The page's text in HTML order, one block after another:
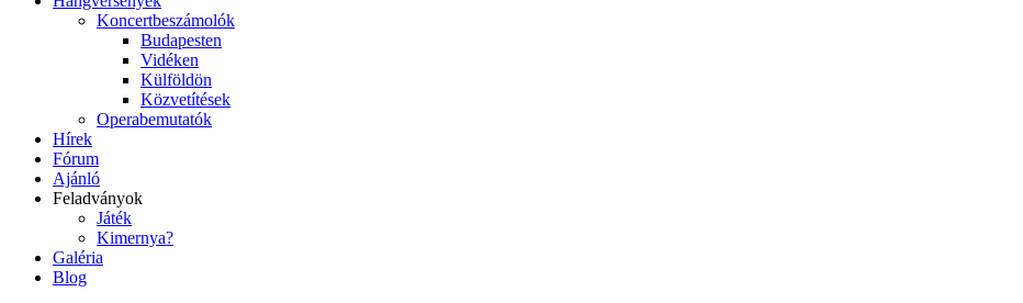
Koncertbeszámolók
Budapesten
Vidéken
Külföldön
Közvetítések
Operabemutatók
Hírek
Fórum
Ajánló
Feladványok
Játék
Kimernya?
Galéria
Blog